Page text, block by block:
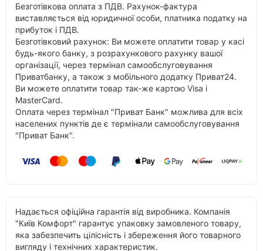
Безготівкова оплата з ПДВ. Рахунок-фактура
виставляється від юридичної особи, платника податку на
прибуток і ПДВ.
Безготівковий рахунок: Ви можете оплатити товар у касі
будь-якого банку, з розрахункового рахунку вашої
організації, через термінал самообслуговування
Приватбанку, а також з мобільного додатку Приват24.
Ви можете оплатити товар так-же картою Visa і
MasterCard.
Оплата через термінал "Приват Банк" можлива для всіх
населених пунктів де є термінали самообслуговування
"Приват Банк".
Надається офіційна гарантія від виробника. Компанія
"Київ Комфорт" гарантує упаковку замовленого товару,
яка забезпечить цілісність і збереження його товарного
вигляду і технічних характеристик.